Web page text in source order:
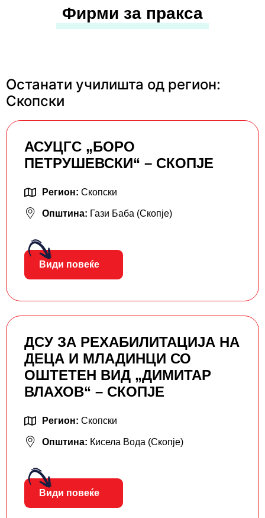
Фирми за пракса
Останати училишта од регион:
Скопски
АСУЦГС „БОРО
ПЕТРУШЕВСКИ“ – СКОПЈЕ
Регион: Скопски
Општина: Гази Баба (Скопје)
Види повеќе
ДСУ ЗА РЕХАБИЛИТАЦИЈА НА
ДЕЦА И МЛАДИНЦИ СО
ОШТЕТЕН ВИД „ДИМИТАР
ВЛАХОВ“ – СКОПЈЕ
Регион: Скопски
Општина: Кисела Вода (Скопје)
Види повеќе